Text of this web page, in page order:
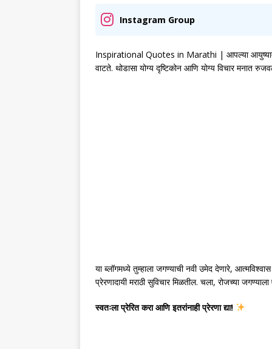
Instagram Group
Inspirational Quotes in Marathi | आपल्या आयुष्यात
वाटते. थोडासा योग्य दृष्टिकोन आणि योग्य विचार मनात
या ब्लॉगमध्ये तुम्हाला जगण्याची नवी उमेद देणारे,
प्रेरणादायी मराठी सुविचार मिळतील. चला, रोजच्या
स्वतःला प्रेरित करा आणि इतरांनाही प्रेरणा द्या!